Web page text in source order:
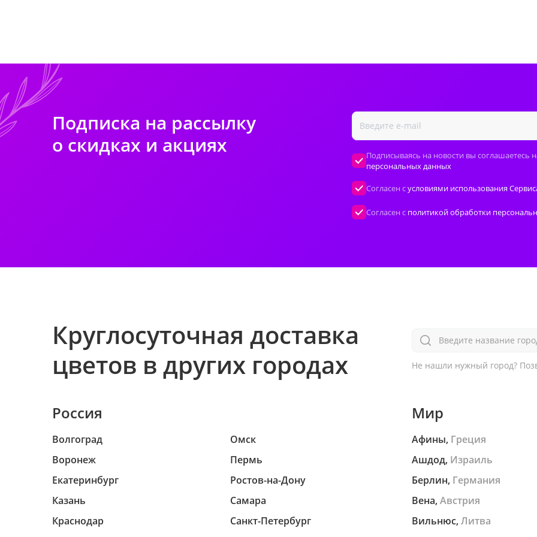
Подписка на рассылку
о скидках и акциях
Подписываясь на новости вы соглашаетесь
персональных данных
Согласен сусловиями использования
Согласен с политикой обработки
Круглосуточная доставка
цветов в других городах
Введите название
Россия
Волгоград
Воронеж
Екатеринбург
Казань
Краснодар
Омск
Пермь
Ростов-на-Дону
Самара
Санкт-Петербург
Мир
Афины, Греция
Ашдод, Израиль
Берлин, Германия
Вена, Австрия
Вильнюс, Литва
Не нашли нужный город?